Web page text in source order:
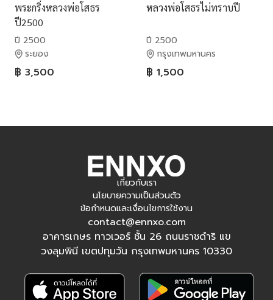
พระกริ่งหลวงพ่อโสธร
ปี2500
ปี 2500
ระยอง
฿ 3,500
หลวงพ่อโสธรไม่ทราบปี
ปี 2500
กรุงเทพมหานคร
฿ 1,500
เกี่ยวกับเรา
นโยบายความเป็นส่วนตัว
ข้อกำหนดและเงื่อนไขการใช้งาน
contact@ennxo.com
อาคารเกษร ทาวเวอร์ ชั้น 26 ถนนราชดำริ แข
วงลุมพินี เขตปทุมวัน กรุงเทพมหานคร 10330